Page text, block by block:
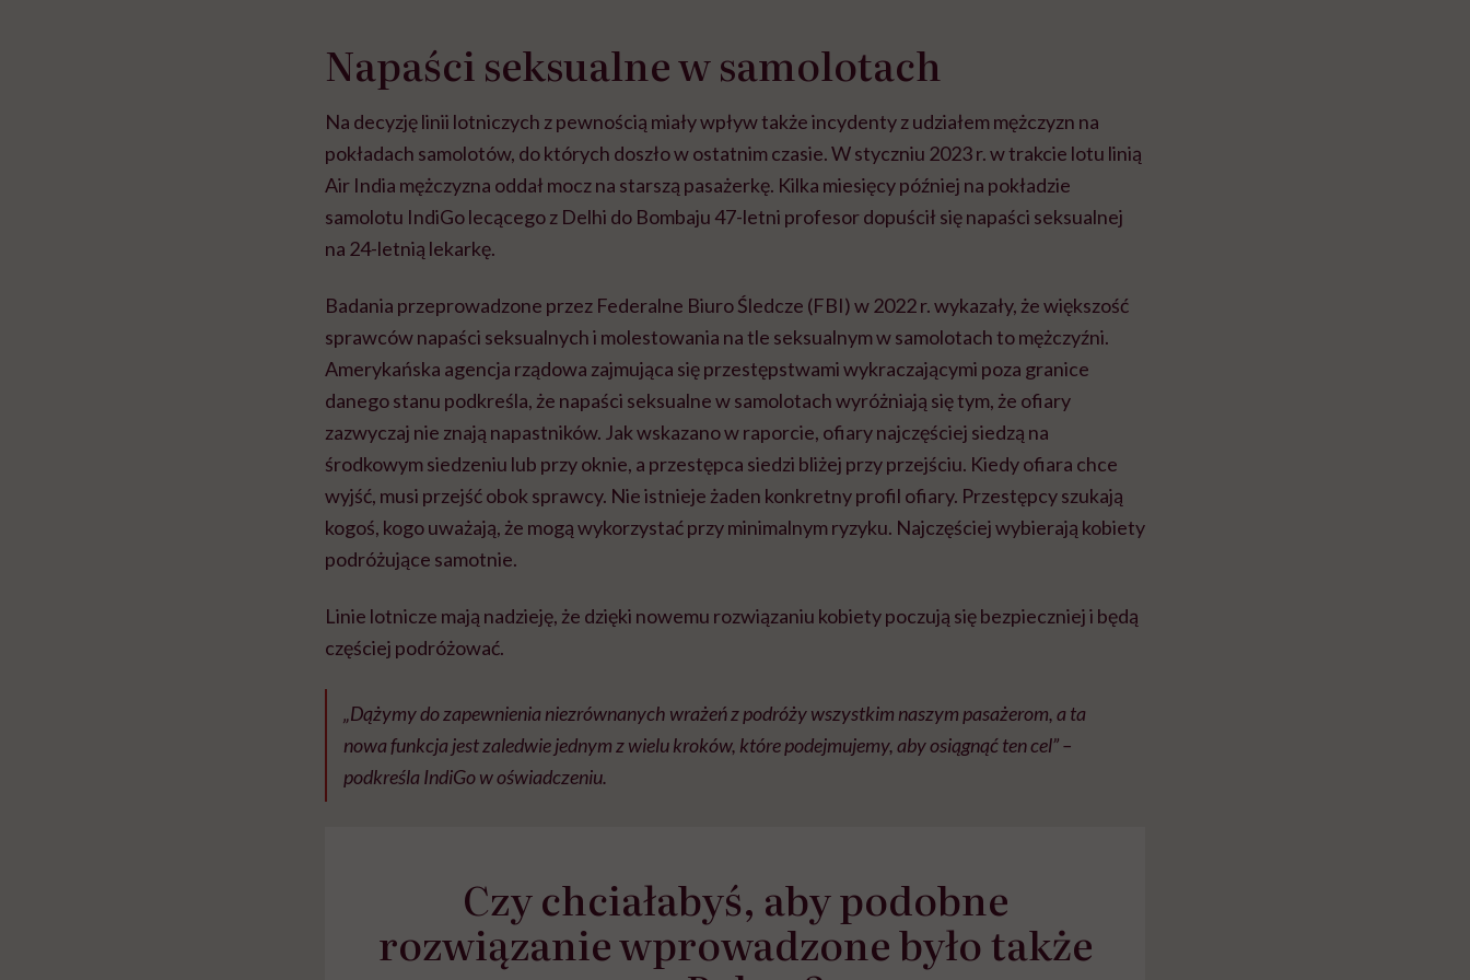
Napaści seksualne w samolotach
Na decyzję linii lotniczych z pewnością miały wpływ także incydenty z udziałem mężczyzn na
pokładach samolotów, do których doszło w ostatnim czasie. W styczniu 2023 r. w trakcie lotu linią
Air India mężczyzna oddał mocz na starszą pasażerkę. Kilka miesięcy później na pokładzie
samolotu IndiGo lecącego z Delhi do Bombaju 47-letni profesor dopuścił się napaści seksualnej
na 24-letnią lekarkę.
Badania przeprowadzone przez Federalne Biuro Śledcze (FBI) w 2022 r. wykazały, że większość
sprawców napaści seksualnych i molestowania na tle seksualnym w samolotach to mężczyźni.
Amerykańska agencja rządowa zajmująca się przestępstwami wykraczającymi poza granice
danego stanu podkreśla, że napaści seksualne w samolotach wyróżniają się tym, że ofiary
zazwyczaj nie znają napastników. Jak wskazano w raporcie, ofiary najczęściej siedzą na
środkowym siedzeniu lub przy oknie, a przestępca siedzi bliżej przy przejściu. Kiedy ofiara chce
wyjść, musi przejść obok sprawcy. Nie istnieje żaden konkretny profil ofiary. Przestępcy szukają
kogoś, kogo uważają, że mogą wykorzystać przy minimalnym ryzyku. Najczęściej wybierają kobiety
podróżujące samotnie.
Linie lotnicze mają nadzieję, że dzięki nowemu rozwiązaniu kobiety poczują się bezpieczniej i będą
częściej podróżować.
„Dążymy do zapewnienia niezrównanych wrażeń z podróży wszystkim naszym pasażerom, a ta
nowa funkcja jest zaledwie jednym z wielu kroków, które podejmujemy, aby osiągnąć ten cel” –
podkreśla IndiGo w oświadczeniu.
Czy chciałabyś, aby podobne
rozwiązanie wprowadzone było także